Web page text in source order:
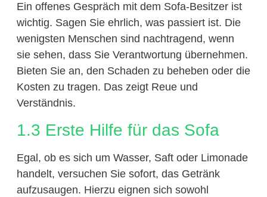
Ein offenes Gespräch mit dem Sofa-Besitzer ist
wichtig. Sagen Sie ehrlich, was passiert ist. Die
wenigsten Menschen sind nachtragend, wenn
sie sehen, dass Sie Verantwortung übernehmen.
Bieten Sie an, den Schaden zu beheben oder die
Kosten zu tragen. Das zeigt Reue und
Verständnis.
1.3 Erste Hilfe für das Sofa
Egal, ob es sich um Wasser, Saft oder Limonade
handelt, versuchen Sie sofort, das Getränk
aufzusaugen. Hierzu eignen sich sowohl